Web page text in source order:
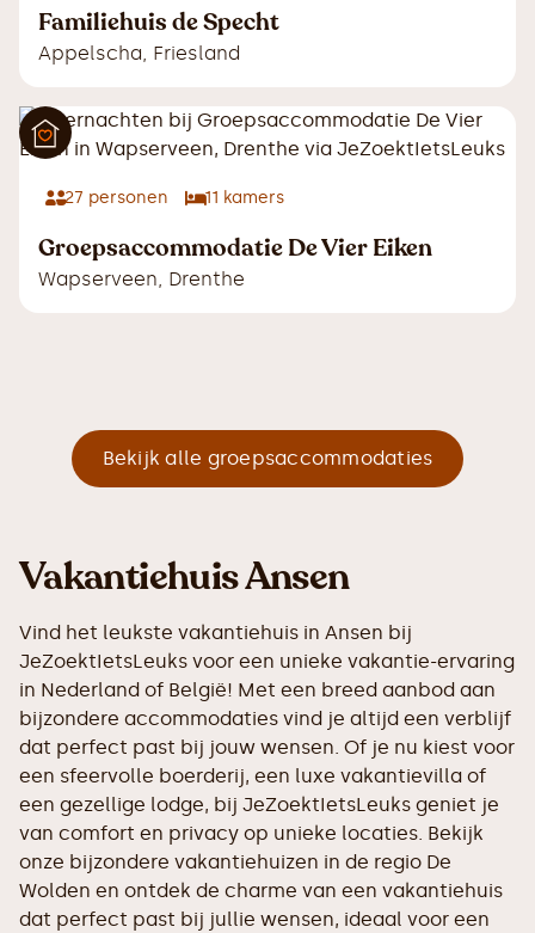
Familiehuis de Specht
Appelscha, Friesland
27 personen 11 kamers
Groepsaccommodatie De Vier Eiken
Wapserveen, Drenthe
Bekijk alle groepsaccommodaties
Vakantiehuis Ansen
Vind het leukste vakantiehuis in Ansen bij
JeZoektIetsLeuks voor een unieke vakantie-ervaring
in Nederland of België! Met een breed aanbod aan
bijzondere accommodaties vind je altijd een verblijf
dat perfect past bij jouw wensen. Of je nu kiest voor
een sfeervolle boerderij, een luxe vakantievilla of
een gezellige lodge, bij JeZoektIetsLeuks geniet je
van comfort en privacy op unieke locaties. Bekijk
onze bijzondere vakantiehuizen in de regio De
Wolden en ontdek de charme van een vakantiehuis
dat perfect past bij jullie wensen, ideaal voor een